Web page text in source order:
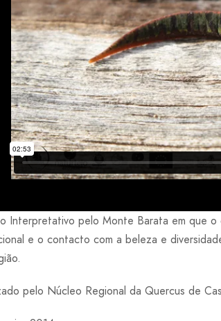
Interpretativo pelo Monte Barata em que
e o contacto com a beleza e
pelo Núcleo Regional da Quercus de